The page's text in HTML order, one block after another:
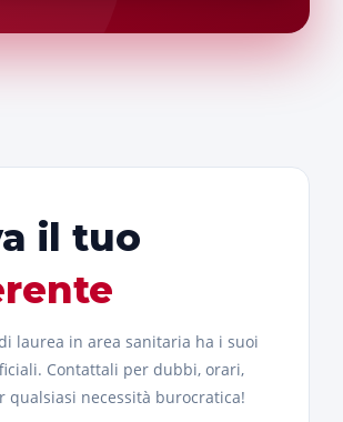
il tuo
laurea in area sanitaria ha i suoi
Contattali per dubbi, orari,
qualsiasi necessità burocratica!